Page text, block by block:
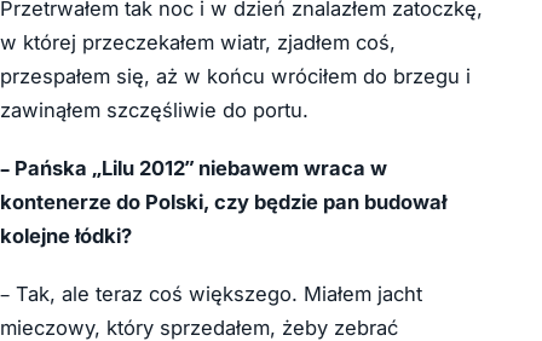
Przetrwałem tak noc i w dzień znalazłem zatoczkę,
w której przeczekałem wiatr, zjadłem coś,
przespałem się, aż w końcu wróciłem do brzegu i
zawinąłem szczęśliwie do portu.
– Pańska „Lilu 2012” niebawem wraca w
kontenerze do Polski, czy będzie pan budował
kolejne łódki?
– Tak, ale teraz coś większego. Miałem jacht
mieczowy, który sprzedałem, żeby zebrać